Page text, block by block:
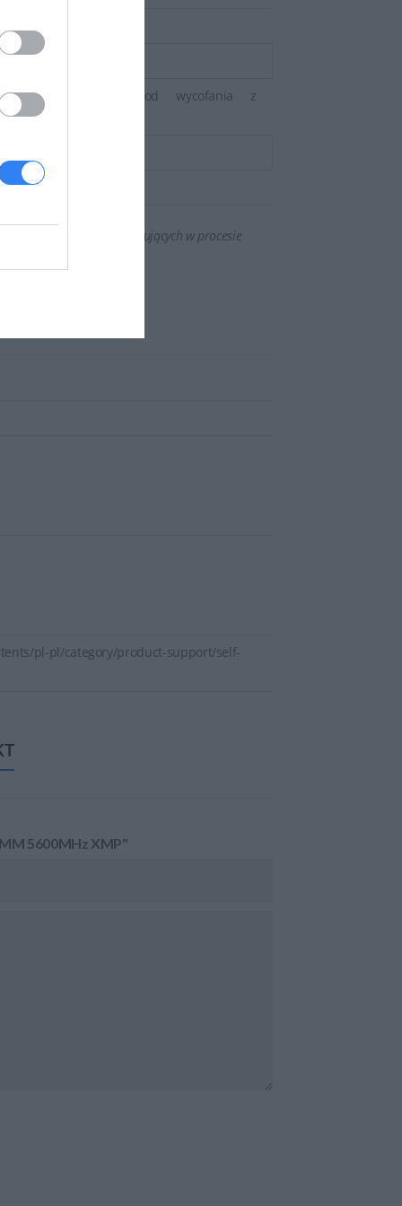
(do 5 lat od wycofania z
oraz zmian występujących w procesie
pl-pl/category/product-support/self-
5600MHz XMP"